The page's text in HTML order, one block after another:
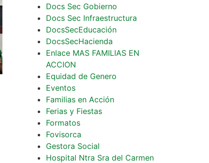
Docs Sec Gobierno
Docs Sec Infraestructura
DocsSecEducación
DocsSecHacienda
Enlace MAS FAMILIAS EN
ACCION
Equidad de Genero
Eventos
Familias en Acción
Ferias y Fiestas
Formatos
Fovisorca
Gestora Social
Hospital Ntra Sra del Carmen